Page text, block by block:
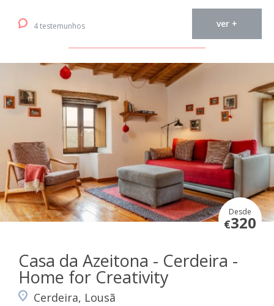
4 testemunhos ver +
Desde
€320
Casa da Azeitona - Cerdeira -
Home for Creativity
Cerdeira, Lousã